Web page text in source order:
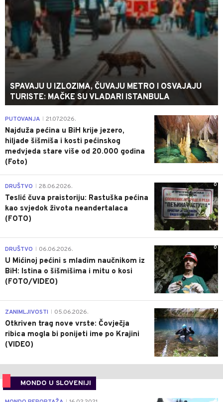
SPAVAJU U IZLOZIMA, ČUVAJU METRO I OSVAJAJU
TURISTE: MAČKE SU VLADARI ISTANBULA
0
PUTOVANJA 21.07.2026.
Najduža pećina u BiH krije jezero,
hiljade šišmiša i kosti pećinskog
medvjeda stare više od 20.000 godina
(Foto)
0
DRUŠTVO 28.06.2026.
Teslić čuva praistoriju: Rastuška pećina
kao svjedok života neandertalaca
(FOTO)
0
DRUŠTVO 06.06.2026.
U Mićinoj pećini s mladim naučnikom iz
BiH: Istina o šišmišima i mitu o kosi
(FOTO/VIDEO)
0
ZANIMLJIVOSTI 05.06.2026.
Otkriven trag nove vrste: Čovječja
ribica mogla bi ponijeti ime po Krajini
(VIDEO)
MONDO U SLOVENIJI
4